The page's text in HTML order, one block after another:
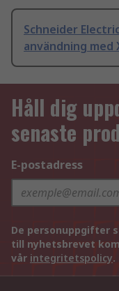
Schneider
användning med
Håll dig
senaste
E-postadress
De personuppgifter
till nyhetsbrevet
vår integritetspolicy.